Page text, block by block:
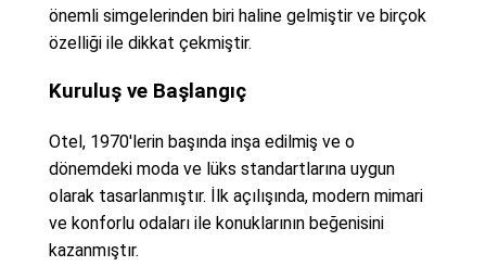
önemli simgelerinden biri haline gelmiştir ve birçok
özelliği ile dikkat çekmiştir.
Kuruluş ve Başlangıç
Otel, 1970'lerin başında inşa edilmiş ve o
dönemdeki moda ve lüks standartlarına uygun
olarak tasarlanmıştır. İlk açılışında, modern mimari
ve konforlu odaları ile konuklarının beğenisini
kazanmıştır.